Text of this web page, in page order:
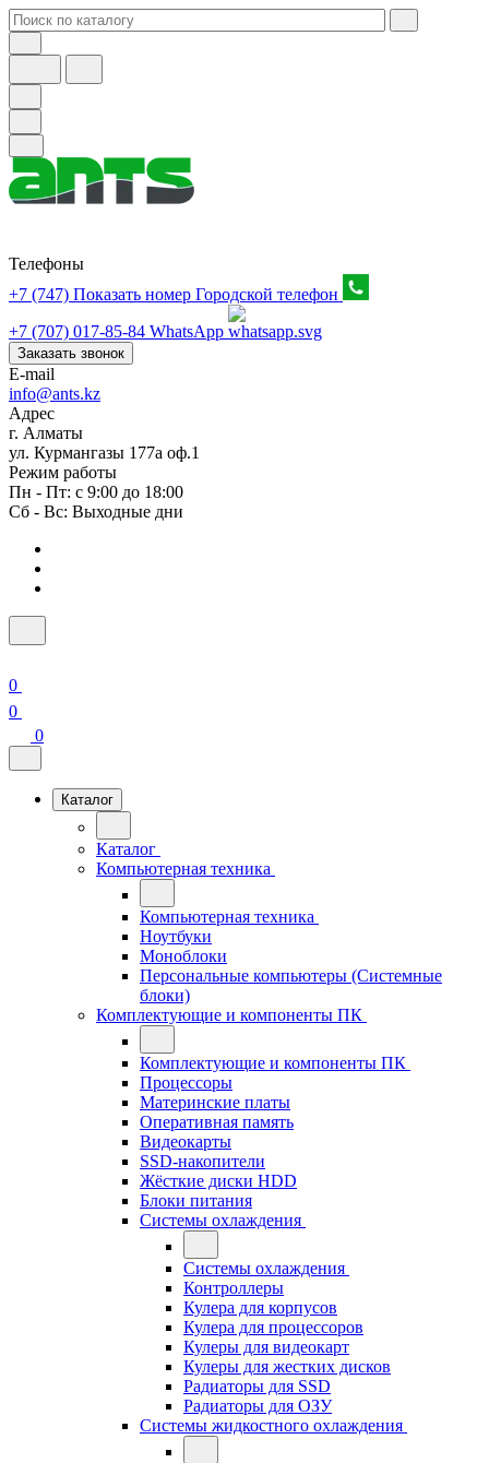
Телефоны
+7 (747) Показать номер Городской телефон
+7 (707) 017-85-84 WhatsApp
Заказать звонок
E-mail
info@ants.kz
Адрес
г. Алматы
ул. Курмангазы 177а оф.1
Режим работы
Пн - Пт: с 9:00 до 18:00
Сб - Вс: Выходные дни
0
0
0
Каталог
Каталог
Компьютерная техника
Компьютерная техника
Ноутбуки
Моноблоки
Персональные компьютеры (Системные
блоки)
Комплектующие и компоненты ПК
Комплектующие и компоненты ПК
Процессоры
Материнские платы
Оперативная память
Видеокарты
SSD-накопители
Жёсткие диски HDD
Блоки питания
Системы охлаждения
Системы охлаждения
Контроллеры
Кулера для корпусов
Кулера для процессоров
Кулеры для видеокарт
Кулеры для жестких дисков
Радиаторы для SSD
Радиаторы для ОЗУ
Системы жидкостного охлаждения